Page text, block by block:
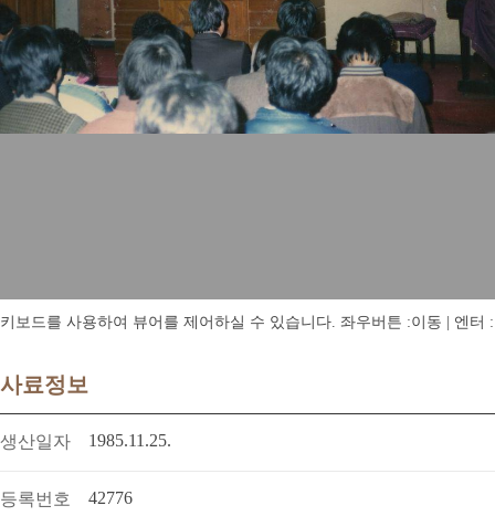
키보드를 사용하여 뷰어를 제어하실 수 있습니다. 좌우버튼 :이동 | 엔터
사료정보
생산일자 1985.11.25.
등록번호 42776